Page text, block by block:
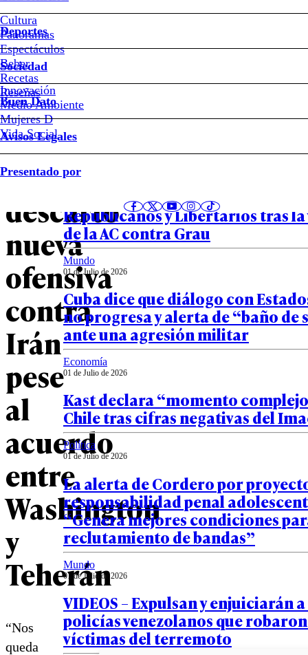
Cultura
Panoramas
Espectáculos
Beber
Recetas
Reseñas
Deportes
Sociedad
Innovación
Medio Ambiente
Mujeres D
Vida Social
Buen Dato
Avisos Legales
Presentado por
La
guerra
“nunca
acaba”:
Netanyahu
no
descartó
nueva
ofensiva
contra
Irán
pese
al
acuerdo
entre
Washington
y
Teherán
“Nos
queda
Notas relacionadas
01 de Julio de 2026
Las recriminaciones entre Chile
Republicanos y Libertarios tras
de la AC contra Grau
Mundo
01 de Julio de 2026
Cuba dice que diálogo con
no progresa y alerta de “baño de
ante una agresión militar
Economía
01 de Julio de 2026
Kast declara “momento
Chile tras cifras negativas del
Política
01 de Julio de 2026
La alerta de Cordero por
responsabilidad penal
“Genera mejores condiciones
reclutamiento de bandas”
Mundo
01 de Julio de 2026
VIDEOS – Expulsan y enjuiciarán
policías venezolanos que
víctimas del terremoto